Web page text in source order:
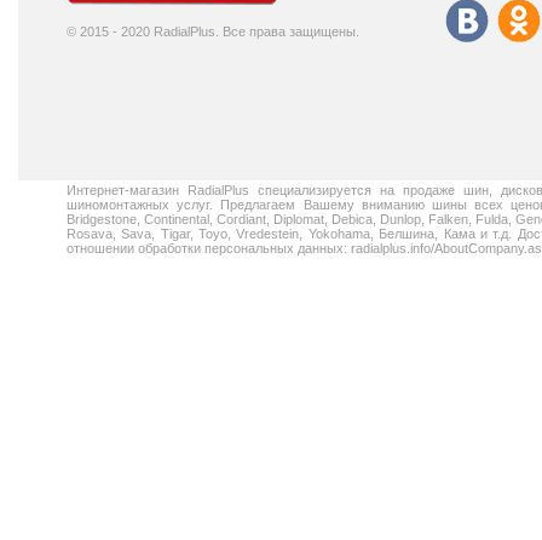
© 2015 - 2020 RadialPlus. Все права защищены.
Интернет-магазин RadialPlus специализируется на продаже шин,
шиномонтажных услуг. Предлагаем Вашему вниманию шины всех
Bridgestone, Continental, Cordiant, Diplomat, Debica, Dunlop, Falken, Fulda,
Rosava, Sava, Tigar, Toyo, Vredestein, Yokohama, Белшина, Кама и т.д.
отношении обработки персональных данных: radialplus.info/